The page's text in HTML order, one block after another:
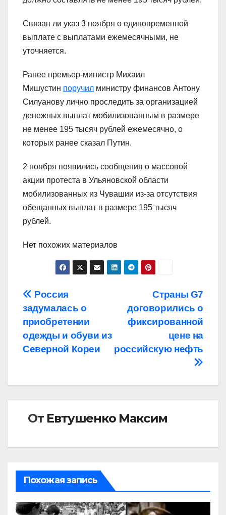
Связан ли указ 3 ноября о единовременной
выплате с выплатами ежемесячными, не
уточняется.
Ранее премьер-министр Михаил
Мишустин поручил министру финансов Антону
Силуанову лично проследить за организацией
денежных выплат мобилизованным в размере
не менее 195 тысяч рублей ежемесячно, о
которых ранее сказал Путин.
2 ноября появились сообщения о массовой
акции протеста в Ульяновской области
мобилизованных из Чувашии из-за отсутствия
обещанных выплат в размере 195 тысяч
рублей.
Нет похожих материалов
Навигация
по
записям
Страны G7
договорились о
фиксированной
цене на
российскую нефть
Россия
задумалась о
приобретении
одежды и обуви из
Северной Кореи
От Евтушенко Максим
Похожая запись